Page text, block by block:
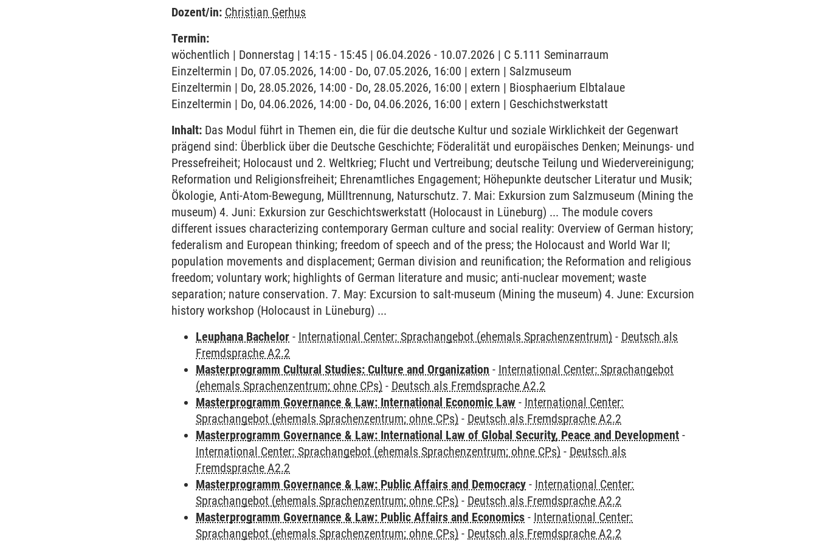
Dozent/in: Christian Gerhus
Termin:
wöchentlich | Donnerstag | 14:15 - 15:45 | 06.04.2026 - 10.07.2026 | C 5.111 Seminarraum
Einzeltermin | Do, 07.05.2026, 14:00 - Do, 07.05.2026, 16:00 | extern | Salzmuseum
Einzeltermin | Do, 28.05.2026, 14:00 - Do, 28.05.2026, 16:00 | extern | Biosphaerium Elbtalaue
Einzeltermin | Do, 04.06.2026, 14:00 - Do, 04.06.2026, 16:00 | extern | Geschichstwerkstatt
Inhalt: Das Modul führt in Themen ein, die für die deutsche Kultur und soziale Wirklichkeit der Gegenwart
prägend sind: Überblick über die Deutsche Geschichte; Föderalität und europäisches Denken; Meinungs- und
Pressefreiheit; Holocaust und 2. Weltkrieg; Flucht und Vertreibung; deutsche Teilung und Wiedervereinigung;
Reformation und Religionsfreiheit; Ehrenamtliches Engagement; Höhepunkte deutscher Literatur und Musik;
Ökologie, Anti-Atom-Bewegung, Mülltrennung, Naturschutz. 7. Mai: Exkursion zum Salzmuseum (Mining the
museum) 4. Juni: Exkursion zur Geschichtswerkstatt (Holocaust in Lüneburg) ... The module covers
different issues characterizing contemporary German culture and social reality: Overview of German history;
federalism and European thinking; freedom of speech and of the press; the Holocaust and World War II;
population movements and displacement; German division and reunification; the Reformation and religious
freedom; voluntary work; highlights of German literature and music; anti-nuclear movement; waste
separation; nature conservation. 7. May: Excursion to salt-museum (Mining the museum) 4. June: Excursion
history workshop (Holocaust in Lüneburg) ...
Leuphana Bachelor - International Center: Sprachangebot (ehemals Sprachenzentrum) - Deutsch als
Fremdsprache A2.2
Masterprogramm Cultural Studies: Culture and Organization - International Center: Sprachangebot
(ehemals Sprachenzentrum; ohne CPs) - Deutsch als Fremdsprache A2.2
Masterprogramm Governance & Law: International Economic Law - International Center:
Sprachangebot (ehemals Sprachenzentrum; ohne CPs) - Deutsch als Fremdsprache A2.2
Masterprogramm Governance & Law: International Law of Global Security, Peace and Development -
International Center: Sprachangebot (ehemals Sprachenzentrum; ohne CPs) - Deutsch als
Fremdsprache A2.2
Masterprogramm Governance & Law: Public Affairs and Democracy - International Center:
Sprachangebot (ehemals Sprachenzentrum; ohne CPs) - Deutsch als Fremdsprache A2.2
Masterprogramm Governance & Law: Public Affairs and Economics - International Center:
Sprachangebot (ehemals Sprachenzentrum; ohne CPs) - Deutsch als Fremdsprache A2.2